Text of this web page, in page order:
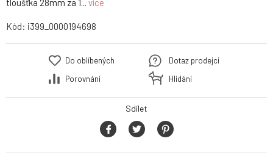
tloušťka 28mm za 1... více
Kód: i399_0000194698
Do oblíbených
Porovnání
Dotaz prodejci
Hlídání
Sdílet